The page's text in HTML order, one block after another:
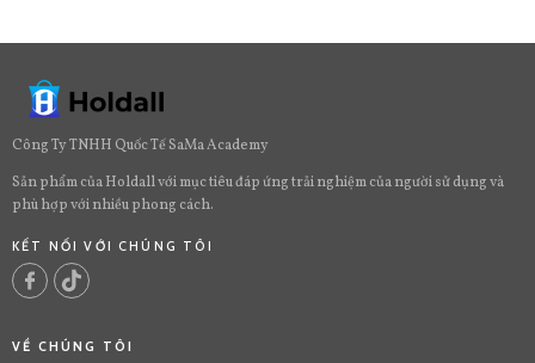
Công Ty TNHH Quốc Tế SaMa Academy
Sản phẩm của Holdall với mục tiêu đáp ứng trải nghiệm của người sử dụng và
phù hợp với nhiều phong cách.
KẾT NỐI VỚI CHÚNG TÔI
VỀ CHÚNG TÔI